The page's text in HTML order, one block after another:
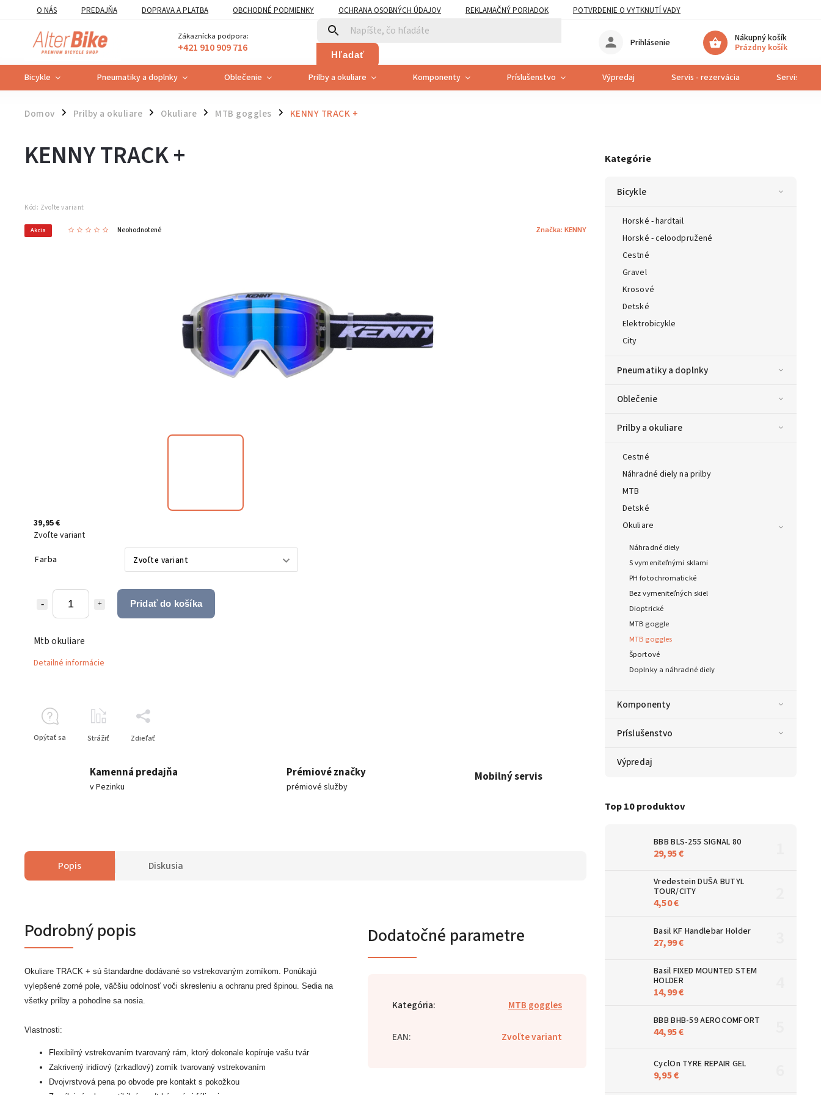
O NÁS PREDAJŇA DOPRAVA A PLATBA OBCHODNÉ PODMIENKY OCHRANA OSOBNÝCH ÚDAJOV REKLAMAČNÝ PORIADOK
POTVRDENIE O VYTKNUTÍ VADY
POUČENIE O UPLATNENÍ PRÁVA SPOTREBITEĽA NA ODSTÚPENIE
Zákaznícka podpora:
+421 910 909 716 Hľadať
Nákupný košík
Prázdny košík
Prihlásenie
Bicykle Pneumatiky a doplnky Oblečenie Prilby a okuliare Komponenty Príslušenstvo Výpredaj Servis - rezervácia Servis
Domov / Prilby a okuliare / Okuliare / MTB goggles / KENNY TRACK +
Kategórie
Bicykle
Horské - hardtail
Horské - celoodpružené
Cestné
Gravel
Krosové
Detské
Elektrobicykle
City
Pneumatiky a doplnky
Oblečenie
Prilby a okuliare
Cestné
Náhradné diely na prilby
MTB
Detské
Okuliare
Náhradné diely
S vymeniteľnými sklami
PH fotochromatické
Bez vymeniteľných skiel
Dioptrické
MTB goggle
MTB goggles
Športové
Doplnky a náhradné diely
Komponenty
Príslušenstvo
Výpredaj
Top 10 produktov
BBB BLS-255 SIGNAL 80
29,95 €
Vredestein DUŠA BUTYL
TOUR/CITY
4,50 €
Basil KF Handlebar Holder
27,99 €
Basil FIXED MOUNTED STEM
HOLDER
14,99 €
BBB BHB-59 AEROCOMFORT
44,95 €
CyclOn TYRE REPAIR GEL
9,95 €
KENNY TRACK +
Kód: Zvoľte variant
Akcia Neohodnotené Značka: KENNY
39,95 €
Zvoľte variant
Farba
Pridať do košíka
Mtb okuliare
Detailné informácie
Opýtať sa Strážiť Zdieľať
Kamenná predajňa
v Pezinku
Prémiové značky
prémiové služby
Mobilný servis
Popis Diskusia
Podrobný popis
Okuliare TRACK + sú štandardne dodávané so vstrekovaným zorníkom. Ponúkajú
vylepšené zorné pole, väčšiu odolnosť voči skresleniu a ochranu pred špinou. Sedia na
všetky prilby a pohodlne sa nosia.
Vlastnosti:
Flexibilný vstrekovaním tvarovaný rám, ktorý dokonale kopíruje vašu tvár
Zakrivený iridíový (zrkadlový) zorník tvarovaný vstrekovaním
Dvojvrstvová pena po obvode pre kontakt s pokožkou
Dodatočné parametre
Kategória: MTB goggles
EAN: Zvoľte variant